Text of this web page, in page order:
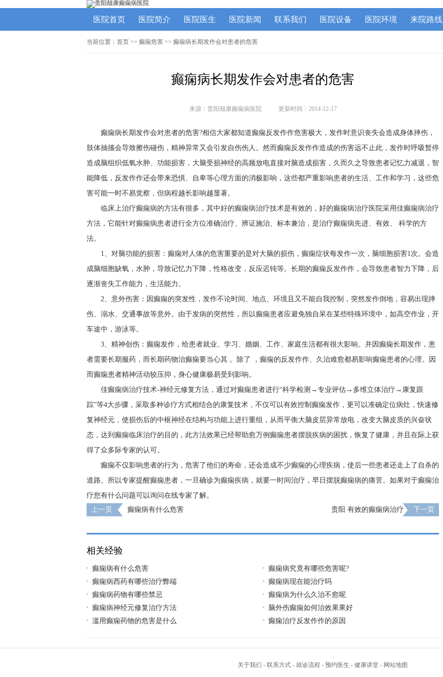
医院首页 医院简介 医院医生 医院新闻 联系我们 医院设备 医院环境 来院路线
当前位置： 首页 >> 癫痫危害 >> 癫痫病长期发作会对患者的危害
癫痫病长期发作会对患者的危害
来源：贵阳颠康癫痫病医院 更新时间：2014-12-17
癫痫病长期发作会对患者的危害?相信大家都知道癫痫反发作作危害极大，发作时意识丧失会造成身体摔伤，
肢体抽搐会导致擦伤碰伤，精神异常又会引发自伤伤人。然而癫痫反发作作造成的伤害远不止此，发作时呼吸暂停
造成脑组织低氧水肿、功能损害，大脑受损神经的高频放电直接对脑造成损害，久而久之导致患者记忆力减退，智
能降低，反发作作还会带来恐惧、自卑等心理方面的消极影响，这些都严重影响患者的生活、工作和学习，这些危
害可能一时不易觉察，但病程越长影响越显著。
临床上治疗癫痫病的方法有很多，其中好的癫痫病治疗技术是有效的，好的癫痫病治疗医院采用佳癫痫病治疗
方法，它能针对癫痫病患者进行全方位准确治疗、辨证施治、标本兼治，是治疗癫痫病先进、有效、 科学的方
法。
1、对脑功能的损害：癫痫对人体的危害重要的是对大脑的损伤，癫痫症状每发作一次，脑细胞损害1次。会造
成脑细胞缺氧，水肿，导致记忆力下降，性格改变，反应迟钝等。长期的癫痫反发作作，会导致患者智力下降，后
逐渐丧失工作能力，生活能力。
2、意外伤害：因癫痫的突发性，发作不论时间、地点、环境且又不能自我控制，突然发作倒地，容易出现摔
伤、溺水、交通事故等意外。由于发病的突然性，所以癫痫患者应避免独自呆在某些特殊环境中，如高空作业，开
车途中，游泳等。
3、精神创伤：癫痫发作，给患者就业、学习、婚姻、工作、家庭生活都有很大影响。并因癫痫长期发作，患
者需要长期服药，而长期药物治癫痫要当心其 。除了 ，癫痫的反发作作、久治难愈都易影响癫痫患者的心理。因
而癫痫患者精神活动较压抑，身心健康极易受到影响。
佳癫痫病治疗技术-神经元修复方法，通过对癫痫患者进行“科学检测→专业评估→多维立体治疗→康复跟
踪”等4大步骤，采取多种诊疗方式相结合的康复技术，不仅可以有效控制癫痫发作，更可以准确定位病灶，快速修
复神经元，使损伤后的中枢神经在结构与功能上进行重组，从而平衡大脑皮层异常放电，改变大脑皮质的兴奋状
态，达到癫痫临床治疗的目的，此方法效果已经帮助愈万例癫痫患者摆脱疾病的困扰，恢复了健康，并且在际上获
得了众多际专家的认可。
癫痫不仅影响患者的行为，危害了他们的寿命，还会造成不少癫痫的心理疾病，使后一些患者还走上了自杀的
道路。所以专家提醒癫痫患者，一旦确诊为癫痫疾病，就要一时间治疗，早日摆脱癫痫病的痛苦。如果对于癫痫治
疗您有什么问题可以询问在线专家了解。
上一页
癫痫病有什么危害 贵阳 有效的癫痫病治疗 下一页
相关经验
癫痫病有什么危害
癫痫病究竟有哪些危害呢?
癫痫病西药有哪些治疗弊端
癫痫病现在能治疗吗
癫痫病药物有哪些禁忌
癫痫病为什么久治不愈呢
癫痫病神经元修复治疗方法
脑外伤癫痫如何治效果果好
滥用癫痫药物的危害是什么
癫痫治疗反发作作的原因
关于我们 - 联系方式 - 就诊流程 - 预约医生 - 健康讲堂 - 网站地图